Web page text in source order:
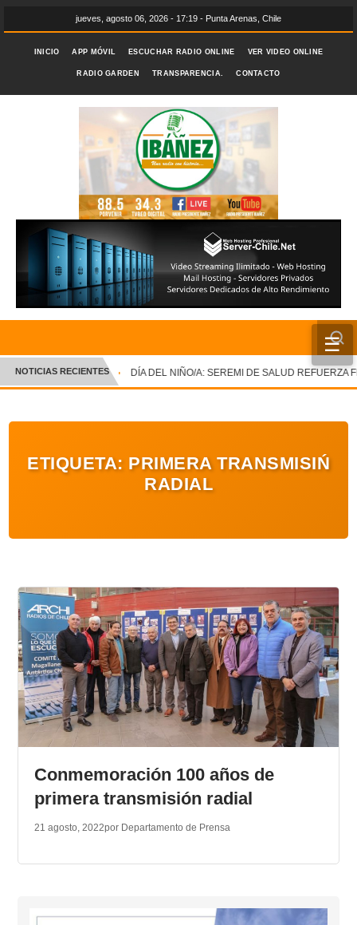
jueves, agosto 06, 2026 - 17:19 - Punta Arenas, Chile
INICIO APP MÓVIL ESCUCHAR RADIO ONLINE VER VIDEO ONLINE
RADIO GARDEN TRANSPARENCIA. CONTACTO
☰
INICIO
CRÓNICA
ENTRETENIMIENTO Y CULTURA
VIDEOS
GALERIA DE FOTOS
APP MÓVIL
TRANSPARENCIA
NOTICIAS RECIENTES DÍA DEL NIÑO/A: SEREMI DE SALUD REFUERZA
ETIQUETA: PRIMERA TRANSMISIŃ
RADIAL
Conmemoración 100 años de
primera transmisión radial
21 agosto, 2022por Departamento de Prensa